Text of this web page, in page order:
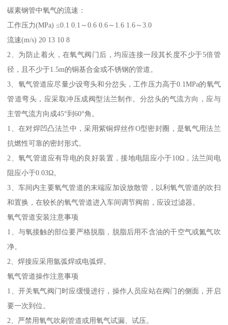
碳素钢管中氧气的流速：
工作压力(MPa) ≤0.1 0.1～0.6 0.6～1.6 1.6～3.0
流速(m/s) 20 13 10 8
2、为防止着火，在氧气阀门后，均应连接一段其长度不少于5倍管
径，且不少于1.5m的铜基合金或不锈钢的管道。
3、氧气管道应尽量少设弯头和分岔头，工作压力高于0.1MPa的氧气
管道弯头，应采取冲压成阀型法兰制作。分岔头的气流方向，应与
主管气流方向成45°到60°角。
1、在对焊凹凸法兰中，采用紫铜焊丝作O型密封圈，是氧气用法兰
抗燃性可靠的密封形式。
2、氧气管道应有导电的良好装置，接地电阻应小于10Ω，法兰间电
阻应小于0.03Ω。
3、车间内主要氧气管道的末端应加设放散管，以利氧气管道的吹扫
和置换，在较长的氧气管道进入车间调节阀前，应设过滤器。
氧气管道安装注意事项
1、与氧接触的部位要严格脱脂，脱脂后用不含油的干空气或氮气吹
净。
2、焊接应采用氩弧焊或电弧焊。
氧气管道操作注意事项
1、开关氧气阀门时应缓慢进行，操作人员应站在阀门的侧面，开启
要一次到位。
2、严禁用氧气吹刷管道或用氧气试漏、试压。